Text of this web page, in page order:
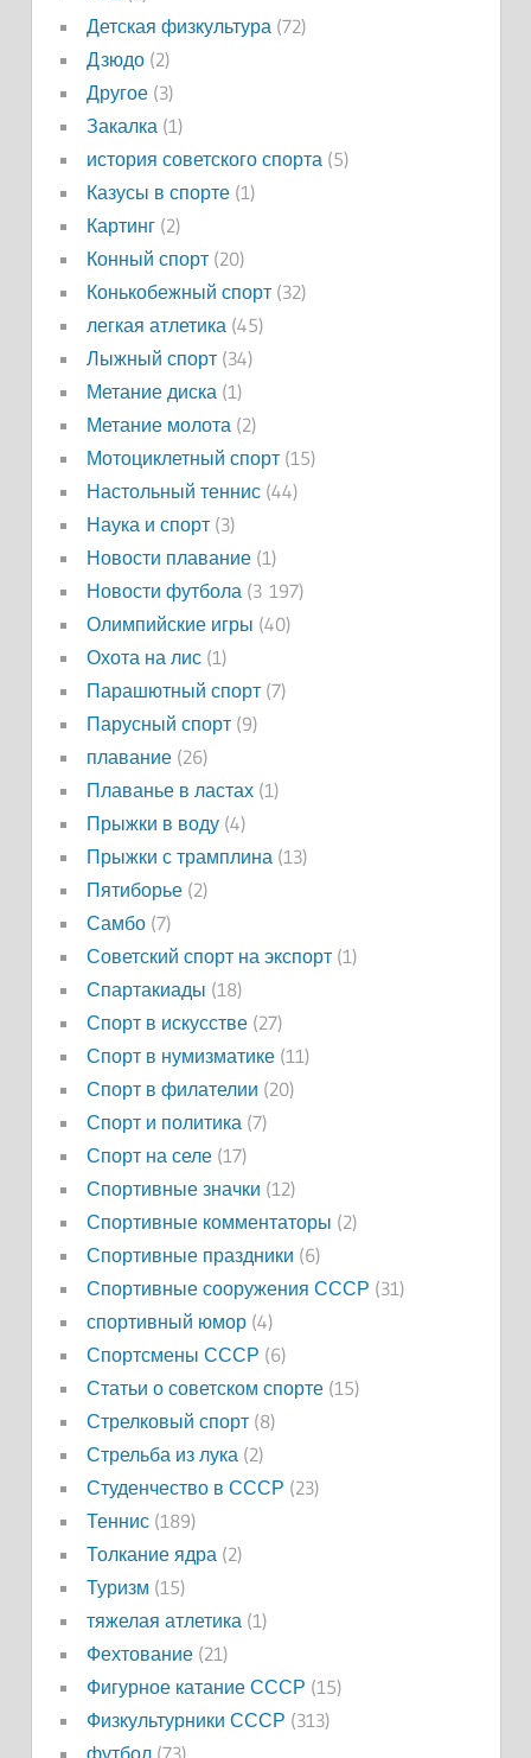
Детская физкультура(72)
Дзюдо(2)
Другое(3)
Закалка(1)
история советского спорта(5)
Казусы в спорте(1)
Картинг(2)
Конный спорт(20)
Конькобежный спорт(32)
легкая атлетика(45)
Лыжный спорт(34)
Метание диска(1)
Метание молота(2)
Мотоциклетный спорт(15)
Настольный теннис(44)
Наука и спорт(3)
Новости плавание(1)
Новости футбола(3 197)
Олимпийские игры (40)
Охота на лис(1)
Парашютный спорт(7)
Парусный спорт(9)
плавание(26)
Плаванье в ластах(1)
Прыжки в воду(4)
Прыжки с трамплина(13)
Пятиборье(2)
Самбо(7)
Советский спорт на экспорт(1)
Спартакиады (18)
Спорт в искусстве(27)
Спорт в нумизматике(11)
Спорт в филателии (20)
Спорт и политика(7)
Спорт на селе(17)
Спортивные значки (12)
Спортивные комментаторы (2)
Спортивные праздники (6)
Спортивные сооружения СССР (31)
спортивный юмор(4)
Спортсмены СССР (6)
Статьи о советском спорте(15)
Стрелковый спорт(8)
Стрельба из лука(2)
Студенчество в СССР (23)
Теннис(189)
Толкание ядра(2)
Туризм (15)
тяжелая атлетика(1)
Фехтование(21)
Фигурное катание СССР (15)
Физкультурники СССР (313)